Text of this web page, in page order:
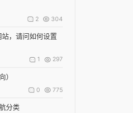
2 304
，请问如何设置
1 297
）
0 775
分类